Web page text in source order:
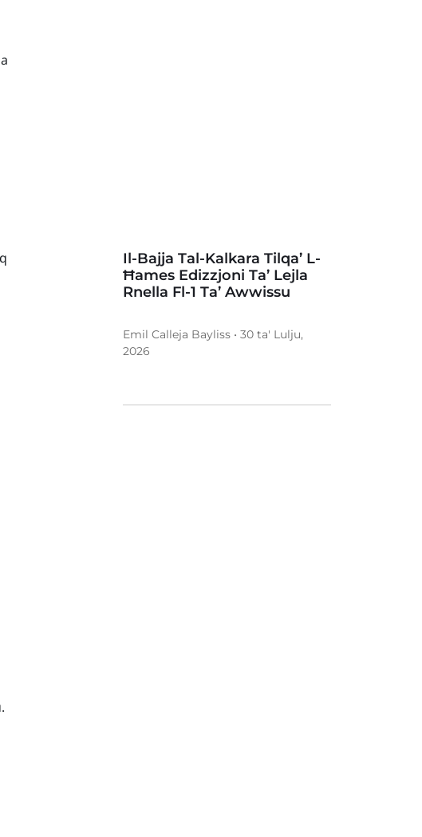
Il-Bajja Tal-Kalkara Tilqa’ L-
Ħames Edizzjoni Ta’ Lejla
Rnella Fl-1 Ta’ Awwissu
Emil Calleja Bayliss • 30 ta' Lulju,
2026